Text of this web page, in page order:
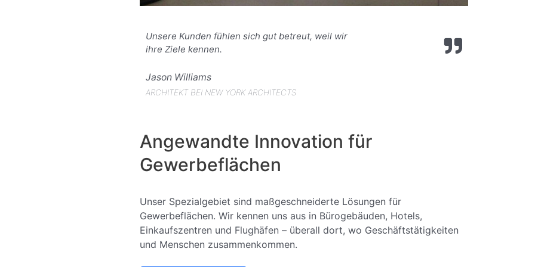
Unsere Kunden fühlen sich gut betreut, weil wir
ihre Ziele kennen.
Jason Williams
ARCHITEKT BEI NEW YORK ARCHITECTS
Angewandte Innovation für
Gewerbeflächen
Unser Spezialgebiet sind maßgeschneiderte Lösungen für
Gewerbeflächen. Wir kennen uns aus in Bürogebäuden, Hotels,
Einkaufszentren und Flughäfen – überall dort, wo Geschäftstätigkeiten
und Menschen zusammenkommen.